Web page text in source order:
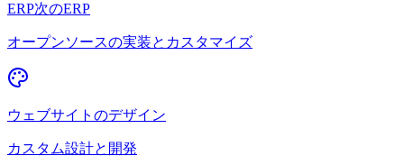
ERP次のERP
オープンソースの実装とカスタマイズ
ウェブサイトのデザイン
カスタム設計と開発